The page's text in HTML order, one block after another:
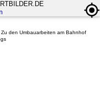
den Umbauarbeiten am Bahnhof